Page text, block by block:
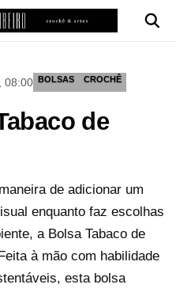
08:00 BOLSAS CROCHÊ
de
de adicionar um
enquanto faz escolhas
a Bolsa Tabaco de
à mão com habilidade
esta bolsa